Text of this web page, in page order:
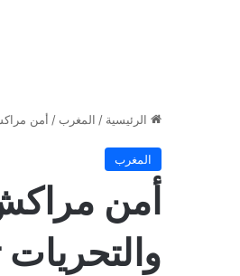
الرئيسية / المغرب / أمن مراكش يفند رواية
المغرب